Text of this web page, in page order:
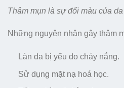
Thâm mụn là sự đổi màu của
Những nguyên nhân gây thâm
Làn da bị yếu do cháy nắng.
Sử dụng mặt nạ hoá học.